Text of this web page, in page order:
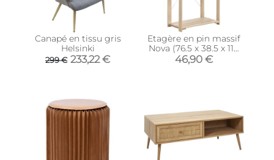
Canapé en tissu gris
Helsinki
299 € 233,22 €
Etagère en pin massif
Nova (76.5 x 38.5 x 110
cm)
46,90 €